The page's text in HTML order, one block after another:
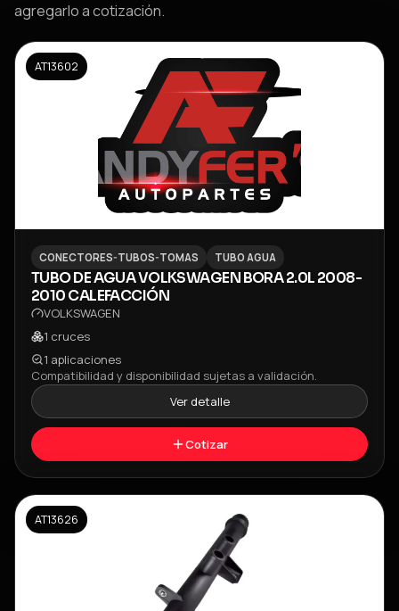
agregarlo a cotización.
AT13602
CONECTORES-TUBOS-TOMAS TUBO AGUA
TUBO DE AGUA VOLKSWAGEN BORA 2.0L 2008-
2010 CALEFACCIÓN
VOLKSWAGEN
1 cruces
1 aplicaciones
Compatibilidad y disponibilidad sujetas a validación.
Ver detalle
Cotizar
AT13626